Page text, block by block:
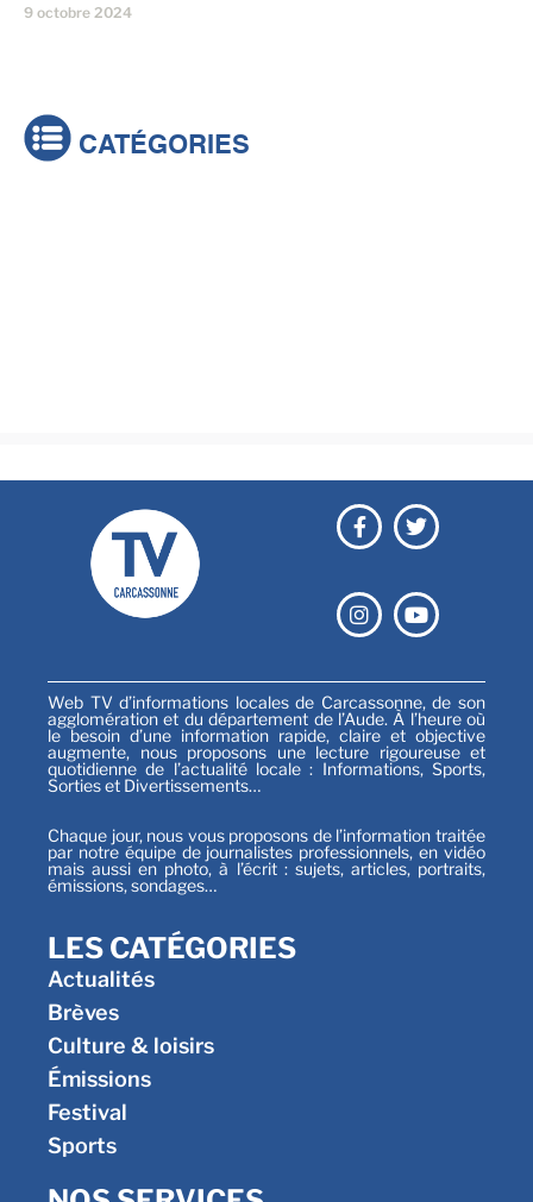
9 octobre 2024
CATÉGORIES
Web TV d’informations locales de Carcassonne, de son
agglomération et du département de l’Aude. À l’heure où
le besoin d’une information rapide, claire et objective
augmente, nous proposons une lecture rigoureuse et
quotidienne de l’actualité locale : Informations, Sports,
Sorties et Divertissements…
Chaque jour, nous vous proposons de l’information traitée
par notre équipe de journalistes professionnels, en vidéo
mais aussi en photo, à l’écrit : sujets, articles, portraits,
émissions, sondages…
LES CATÉGORIES
Actualités
Brèves
Culture & loisirs
Émissions
Festival
Sports